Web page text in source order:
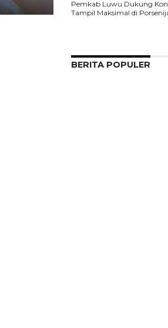
Pemkab Luwu Dukung
Tampil Maksimal di
BERITA POPULER